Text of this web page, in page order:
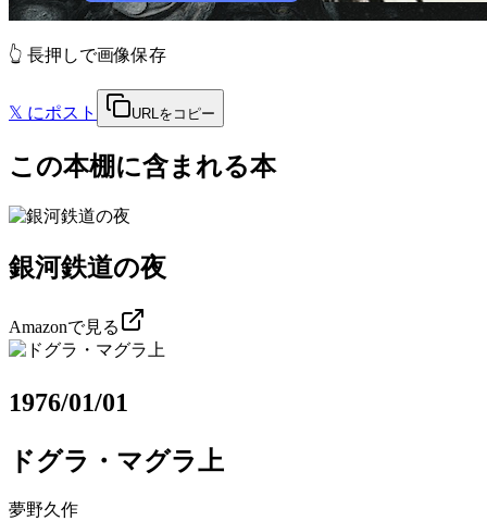
👆 長押しで画像保存
𝕏 にポスト URLをコピー
この本棚に含まれる本
銀河鉄道の夜
Amazonで見る
1976/01/01
ドグラ・マグラ上
夢野久作